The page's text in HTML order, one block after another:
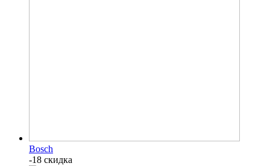
Bosch
-18 скидка